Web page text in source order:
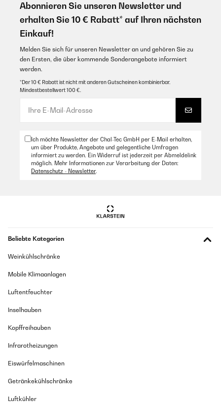
Abonnieren Sie unseren Newsletter und
erhalten Sie 10 € Rabatt* auf Ihren nächsten
Einkauf!
Melden Sie sich für unseren Newsletter an und gehören Sie zu
den Ersten, die über kommende Sonderangebote informiert
werden.
*Der 10 € Rabatt ist nicht mit anderen Gutscheinen kombinierbar.
Mindestbestellwert 100 €.
Ich möchte Newsletter der Chal-Tec GmbH per E-Mail erhalten,
um über Produkte, Angebote und gelegentliche Umfragen
informiert zu werden. Ein Widerruf ist jederzeit per Abmeldelink
möglich. Mehr Informationen zur Verarbeitung der Daten:
Datenschutz - Newsletter.
Beliebte Kategorien
Weinkühlschränke
Mobile Klimaanlagen
Luftentfeuchter
Inselhauben
Kopffreihauben
Infrarotheizungen
Eiswürfelmaschinen
Getränkekühlschränke
Luftkühler